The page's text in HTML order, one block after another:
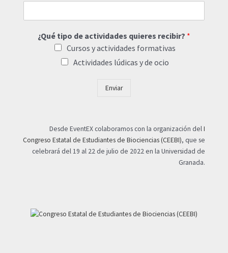
¿Qué tipo de actividades quieres recibir? *
Cursos y actividades formativas
Actividades lúdicas y de ocio
Enviar
Desde EventEX colaboramos con la organización delI
Congreso Estatal de Estudiantes de Biociencias (CEEBI), que se
celebrará del 19 al 22 de julio de 2022 en la Universidad de
Granada.